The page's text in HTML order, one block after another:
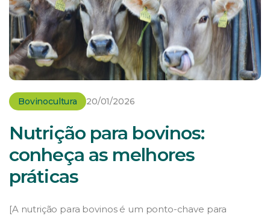
Bovinocultura 20/01/2026
Nutrição para bovinos:
conheça as melhores
práticas
[A nutrição para bovinos é um ponto-chave para